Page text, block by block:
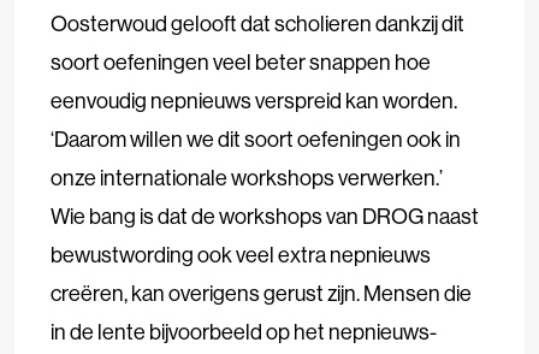
Oosterwoud gelooft dat scholieren dankzij dit
soort oefeningen veel beter snappen hoe
eenvoudig nepnieuws verspreid kan worden.
‘Daarom willen we dit soort oefeningen ook in
onze internationale workshops verwerken.’
Wie bang is dat de workshops van DROG naast
bewustwording ook veel extra nepnieuws
creëren, kan overigens gerust zijn. Mensen die
in de lente bijvoorbeeld op het nepnieuws-